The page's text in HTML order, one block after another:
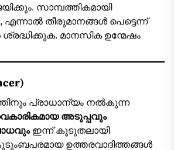
സാമ്പത്തികമായി
എന്നാൽ തീരുമാനങ്ങൾ പെട്ടെന്ന്
ശ്രദ്ധിക്കുക. മാനസിക ഉന്മേഷം
പ്രാധാന്യം നൽകുന്ന
അടുപ്പവും
ഇന്ന് കൂടുതലായി
ഉത്തരവാദിത്തങ്ങൾ